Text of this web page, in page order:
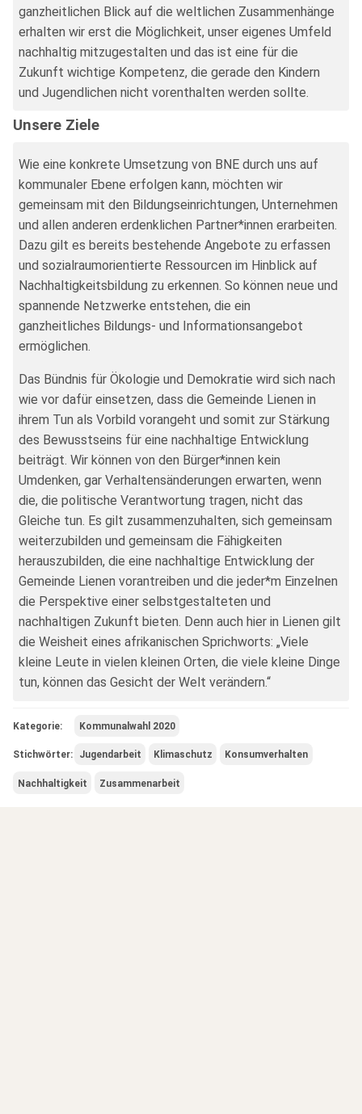
ganzheitlichen Blick auf die weltlichen Zusammenhänge
erhalten wir erst die Möglichkeit, unser eigenes Umfeld
nachhaltig mitzugestalten und das ist eine für die
Zukunft wichtige Kompetenz, die gerade den Kindern
und Jugendlichen nicht vorenthalten werden sollte.
Unsere Ziele
Wie eine konkrete Umsetzung von BNE durch uns auf
kommunaler Ebene erfolgen kann, möchten wir
gemeinsam mit den Bildungseinrichtungen, Unternehmen
und allen anderen erdenklichen Partner*innen erarbeiten.
Dazu gilt es bereits bestehende Angebote zu erfassen
und sozialraumorientierte Ressourcen im Hinblick auf
Nachhaltigkeitsbildung zu erkennen. So können neue und
spannende Netzwerke entstehen, die ein
ganzheitliches Bildungs- und Informationsangebot
ermöglichen.
Das Bündnis für Ökologie und Demokratie wird sich nach
wie vor dafür einsetzen, dass die Gemeinde Lienen in
ihrem Tun als Vorbild vorangeht und somit zur Stärkung
des Bewusstseins für eine nachhaltige Entwicklung
beiträgt. Wir können von den Bürger*innen kein
Umdenken, gar Verhaltensänderungen erwarten, wenn
die, die politische Verantwortung tragen, nicht das
Gleiche tun. Es gilt zusammenzuhalten, sich gemeinsam
weiterzubilden und gemeinsam die Fähigkeiten
herauszubilden, die eine nachhaltige Entwicklung der
Gemeinde Lienen vorantreiben und die jeder*m Einzelnen
die Perspektive einer selbstgestalteten und
nachhaltigen Zukunft bieten. Denn auch hier in Lienen gilt
die Weisheit eines afrikanischen Sprichworts: „Viele
kleine Leute in vielen kleinen Orten, die viele kleine Dinge
tun, können das Gesicht der Welt verändern.“
Kategorie: Kommunalwahl 2020
Stichwörter: Jugendarbeit Klimaschutz Konsumverhalten
Nachhaltigkeit Zusammenarbeit